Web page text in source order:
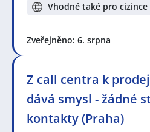
Vhodné také pro cizince
Zveřejněno: 6. srpna
Z call centra k
dává smysl - žádné
kontakty (Praha)